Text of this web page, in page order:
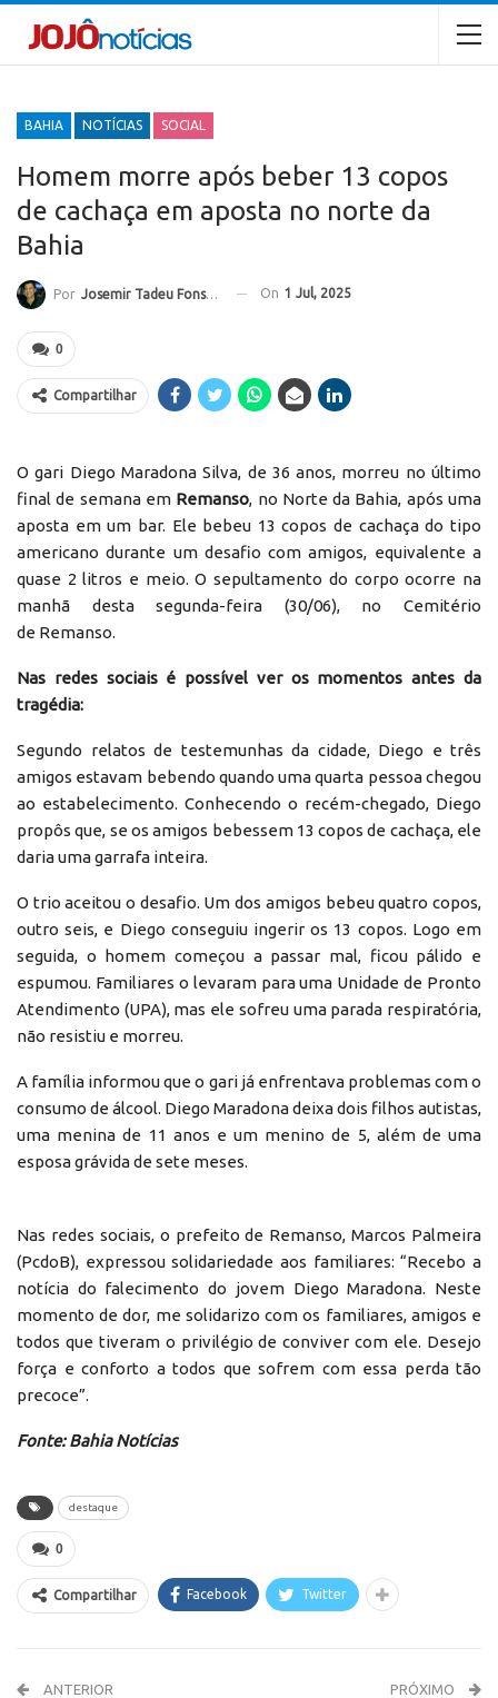
BAHIA NOTÍCIAS SOCIAL
Homem morre após beber 13 copos
de cachaça em aposta no norte da
Bahia
Por Josemir Tadeu Fonseca On 1 Jul, 2025
0
Compartilhar
O gari Diego Maradona Silva, de 36 anos, morreu no último
final de semana em Remanso, no Norte da Bahia, após uma
aposta em um bar. Ele bebeu 13 copos de cachaça do tipo
americano durante um desafio com amigos, equivalente a
quase 2 litros e meio. O sepultamento do corpo ocorre na
manhã desta segunda-feira (30/06), no Cemitério
de Remanso.
Nas redes sociais é possível ver os momentos antes da
tragédia:
Segundo relatos de testemunhas da cidade, Diego e três
amigos estavam bebendo quando uma quarta pessoa chegou
ao estabelecimento. Conhecendo o recém-chegado, Diego
propôs que, se os amigos bebessem 13 copos de cachaça, ele
daria uma garrafa inteira.
O trio aceitou o desafio. Um dos amigos bebeu quatro copos,
outro seis, e Diego conseguiu ingerir os 13 copos. Logo em
seguida, o homem começou a passar mal, ficou pálido e
espumou. Familiares o levaram para uma Unidade de Pronto
Atendimento (UPA), mas ele sofreu uma parada respiratória,
não resistiu e morreu.
A família informou que o gari já enfrentava problemas com o
consumo de álcool. Diego Maradona deixa dois filhos autistas,
uma menina de 11 anos e um menino de 5, além de uma
esposa grávida de sete meses.
Nas redes sociais, o prefeito de Remanso, Marcos Palmeira
(PcdoB), expressou solidariedade aos familiares: “Recebo a
notícia do falecimento do jovem Diego Maradona. Neste
momento de dor, me solidarizo com os familiares, amigos e
todos que tiveram o privilégio de conviver com ele. Desejo
força e conforto a todos que sofrem com essa perda tão
precoce”.
Fonte: Bahia Notícias
destaque
0
Compartilhar Facebook Twitter
ANTERIOR PRÓXIMO